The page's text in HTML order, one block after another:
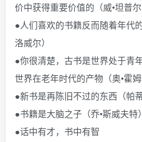
价中获得重要价值的（威•坦普尔
●人们喜欢的书籍反而随着年代
洛威尔）
●你很清楚，古书是世界处于青
世界在老年时代的产物（奥•霍姆
●新书是再陈旧不过的东西（帕蒂
●书籍是大脑之子（乔•斯威夫特）
●话中有才，书中有智